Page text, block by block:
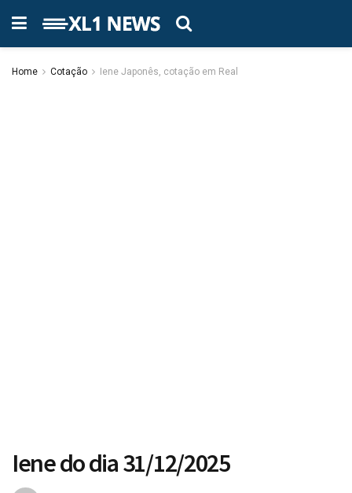
Home Cotação Iene Japonês, cotação em Real
Iene do dia 31/12/2025